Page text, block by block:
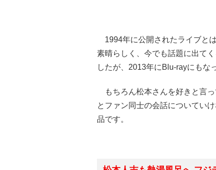
1994年に公開されたライブと
素晴らしく、今でも話題に出て
したが、2013年にBlu-rayにもな
もちろん松本さんを好きと言
とファン同士の会話についてい
品です。